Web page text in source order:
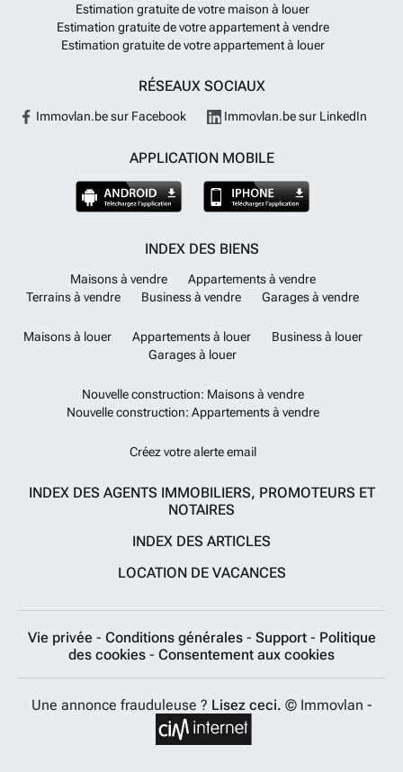
Estimation gratuite de votre maison à louer
Estimation gratuite de votre appartement à vendre
Estimation gratuite de votre appartement à louer
RÉSEAUX SOCIAUX
Immovlan.be sur Facebook Immovlan.be sur LinkedIn
APPLICATION MOBILE
INDEX DES BIENS
Maisons à vendre
Appartements à vendre
Terrains à vendre
Business à vendre Garages à vendre
Maisons à louer Appartements à louer
Business à louer
Garages à louer
Nouvelle construction: Maisons à vendre
Nouvelle construction: Appartements à vendre
Créez votre alerte email
INDEX DES AGENTS IMMOBILIERS, PROMOTEURS ET
NOTAIRES
INDEX DES ARTICLES
LOCATION DE VACANCES
Vie privée - Conditions générales - Support - Politique
des cookies - Consentement aux cookies
Une annonce frauduleuse ? Lisez ceci. © Immovlan -